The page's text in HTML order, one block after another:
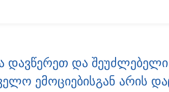
დავწერეთ და
ემოციებისგან არის